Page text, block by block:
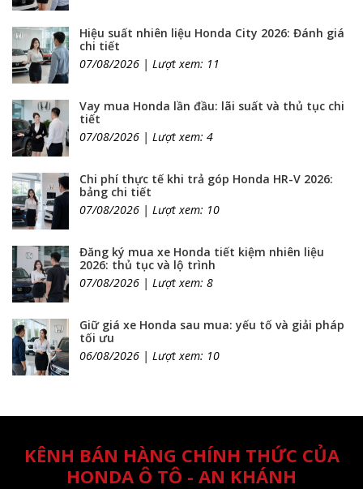
Hiệu suất nhiên liệu Honda City 2026: Đánh giá
chi tiết
07/08/2026 | Lượt xem: 11
Vay mua Honda lần đầu: lãi suất và thủ tục chi
tiết
07/08/2026 | Lượt xem: 4
Chi phí thực tế khi trả góp Honda HR-V 2026:
bảng chi tiết
07/08/2026 | Lượt xem: 10
Đăng ký mua xe Honda tiết kiệm nhiên liệu
2026: thủ tục và lộ trình
07/08/2026 | Lượt xem: 8
Giữ giá xe Honda sau mua: yếu tố và giải pháp
tối ưu
06/08/2026 | Lượt xem: 10
KÊNH BÁN HÀNG CHÍNH THỨC CỦA
HONDA Ô TÔ - AN KHÁNH